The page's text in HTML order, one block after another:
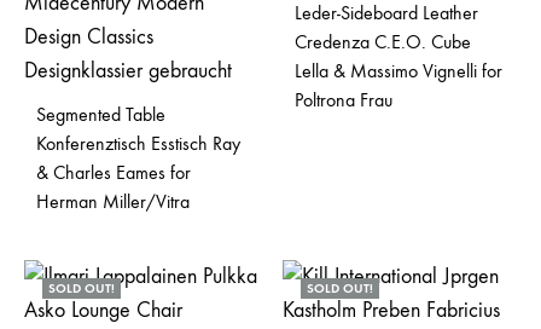
Segmented Table
Konferenztisch Esstisch Ray
& Charles Eames for
Herman Miller/Vitra
Leder-Sideboard Leather
Credenza C.E.O. Cube
Lella & Massimo Vignelli for
Poltrona Frau
SOLD OUT! SOLD OUT!